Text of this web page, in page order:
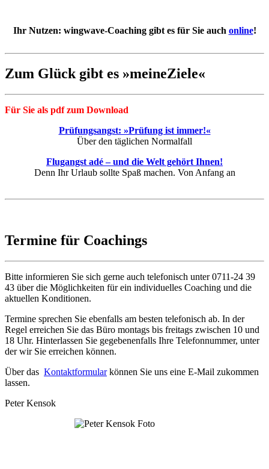
Ihr Nutzen: wingwave-Coaching gibt es für Sie auch online!
Zum Glück gibt es »meineZiele«
Für Sie als pdf zum Download
Prüfungsangst: »Prüfung ist immer!«
Über den täglichen Normalfall
Flugangst adé – und die Welt gehört Ihnen!
Denn Ihr Urlaub sollte Spaß machen. Von Anfang an
Termine für Coachings
Bitte informieren Sie sich gerne auch telefonisch unter 0711-24 39
43 über die Möglichkeiten für ein individuelles Coaching und die
aktuellen Konditionen.
Termine sprechen Sie ebenfalls am besten telefonisch ab. In der
Regel erreichen Sie das Büro montags bis freitags zwischen 10 und
18 Uhr. Hinterlassen Sie gegebenenfalls Ihre Telefonnummer, unter
der wir Sie erreichen können.
Über das Kontaktformularkönnen Sie uns eine E-Mail zukommen
lassen.
Peter Kensok